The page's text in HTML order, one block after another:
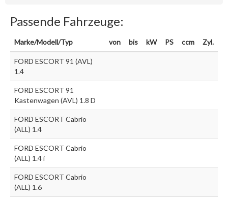
Passende Fahrzeuge:
Marke/Modell/Typ von bis kW PS ccm Zyl.
FORD ESCORT 91 (AVL)
1.4
FORD ESCORT 91
Kastenwagen (AVL) 1.8 D
FORD ESCORT Cabrio
(ALL) 1.4
FORD ESCORT Cabrio
(ALL) 1.4 i
FORD ESCORT Cabrio
(ALL) 1.6